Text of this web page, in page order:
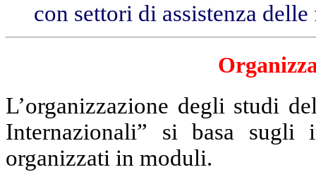
con settori di assistenza
L’organizzazione degli studi
Internazionali” si basa sugli
organizzati in moduli.